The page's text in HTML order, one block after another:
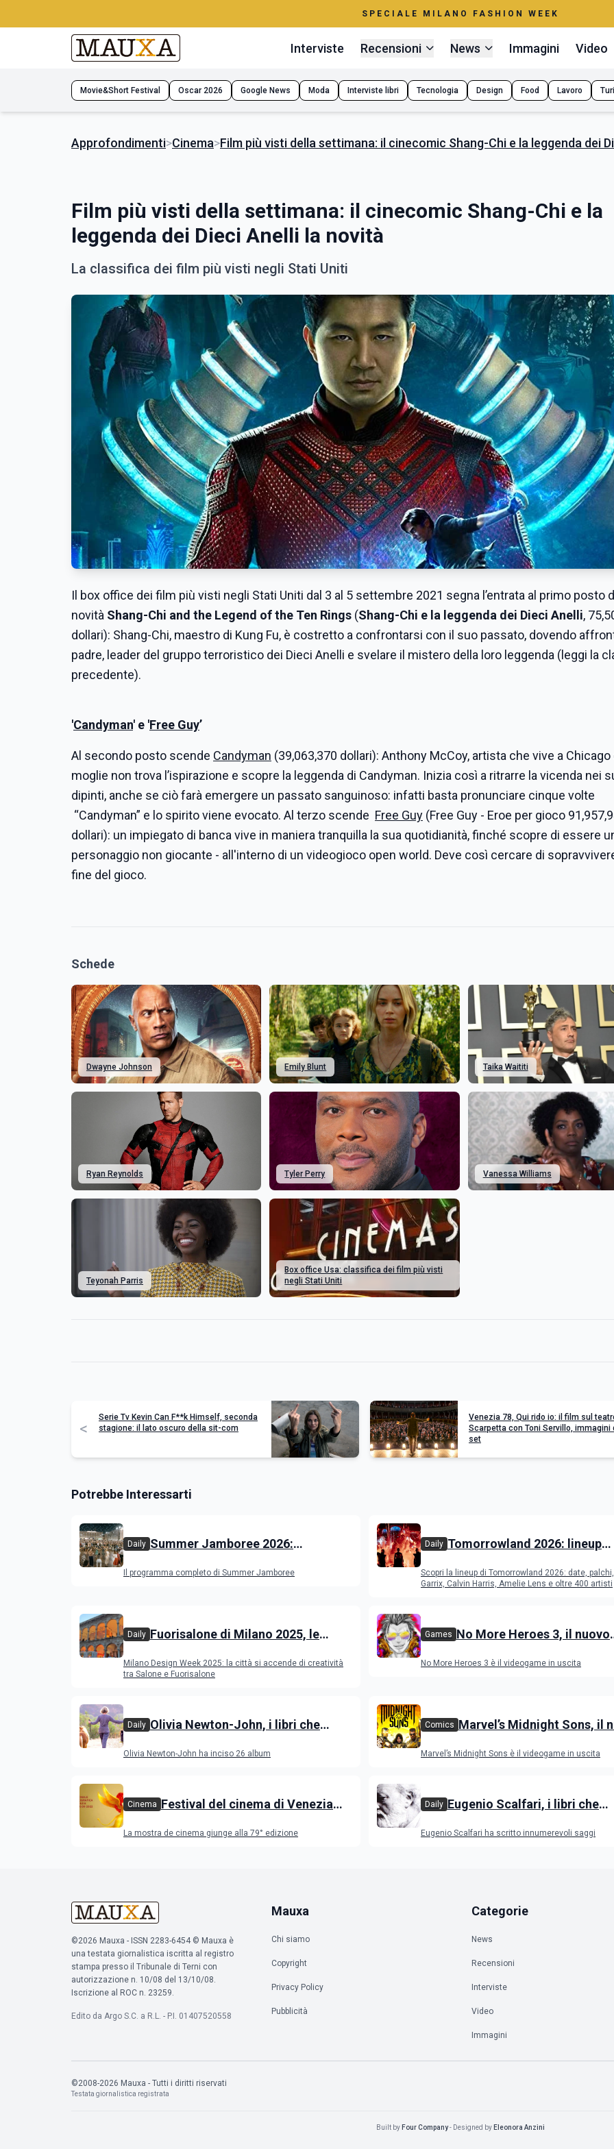
SPECIALE MILANO FASHION WEEK
Interviste Recensioni News Immagini Video
Movie&Short Festival Oscar 2026 Google News Moda Interviste libri Tecnologia Design Food Lavoro
Approfondimenti>Cinema>Film più visti della settimana: il cinecomic Shang-Chi e la leggenda dei
Film più visti della settimana: il cinecomic Shang-Chi e la
leggenda dei Dieci Anelli la novità
La classifica dei film più visti negli Stati Uniti
Il box office dei film più visti negli Stati Uniti dal 3 al 5 settembre 2021 segna l’entrata al primo posto
novità Shang-Chi and the Legend of the Ten Rings (Shang-Chi e la leggenda dei Dieci Anelli,
dollari): Shang-Chi, maestro di Kung Fu, è costretto a confrontarsi con il suo passato, dovendo
padre, leader del gruppo terroristico dei Dieci Anelli e svelare il mistero della loro leggenda (leggi la
precedente).
'Candyman' e 'Free Guy’
Al secondo posto scende Candyman (39,063,370 dollari): Anthony McCoy, artista che vive a Chicago
moglie non trova l’ispirazione e scopre la leggenda di Candyman. Inizia così a ritrarre la vicenda nei
dipinti, anche se ciò farà emergere un passato sanguinoso: infatti basta pronunciare cinque volte
“Candyman” e lo spirito viene evocato. Al terzo scende Free Guy (Free Guy - Eroe per gioco
dollari): un impiegato di banca vive in maniera tranquilla la sua quotidianità, finché scopre di essere
personaggio non giocante - all'interno di un videogioco open world. Deve così cercare di
fine del gioco.
Schede
Dwayne Johnson Emily Blunt Taika Waititi
Ryan Reynolds Tyler Perry Vanessa Williams
Teyonah Parris
Box office Usa: classifica dei film più visti
negli Stati Uniti
<
Serie Tv Kevin Can F**k Himself, seconda
stagione: il lato oscuro della sit-com
Venezia 78, Qui rido io: il film sul
Scarpetta con Toni Servillo, immagini
set
Potrebbe Interessarti
Daily Summer Jamboree 2026:
appuntamenti a Senigallia
Il programma completo di Summer Jamboree
Daily Tomorrowland 2026: lineup
festival EDM in Belgio
Scopri la lineup di Tomorrowland 2026: date,
Garrix, Calvin Harris, Amelie Lens e oltre 400 artisti
Daily Fuorisalone di Milano 2025, le
Milano Design Week 2025: la città si accende di creatività
tra Salone e Fuorisalone
Games No More Heroes 3, il nuovo
novità
No More Heroes 3 è il videogame in uscita
Daily Olivia Newton-John, i libri che
Olivia Newton-John ha inciso 26 album
Comics Marvel’s Midnight Sons, il
Avengers
Marvel’s Midnight Sons è il videogame in uscita
Cinema Festival del cinema di Venezia
concorso e nelle varie sezioni
La mostra de cinema giunge alla 79° edizione
Daily Eugenio Scalfari, i libri che
Eugenio Scalfari ha scritto innumerevoli saggi
©2026 Mauxa - ISSN 2283-6454 © Mauxa è
una testata giornalistica iscritta al registro
stampa presso il Tribunale di Terni con
autorizzazione n. 10/08 del 13/10/08.
Iscrizione al ROC n. 23259.
Edito da Argo S.C. a R.L. - P.I. 01407520558
Mauxa
Chi siamo
Copyright
Privacy Policy
Pubblicità
Categorie
News
Recensioni
Interviste
Video
Immagini
©2008-2026 Mauxa - Tutti i diritti riservati
Testata giornalistica registrata
Built by Four Company- Designed by Eleonora Anzini